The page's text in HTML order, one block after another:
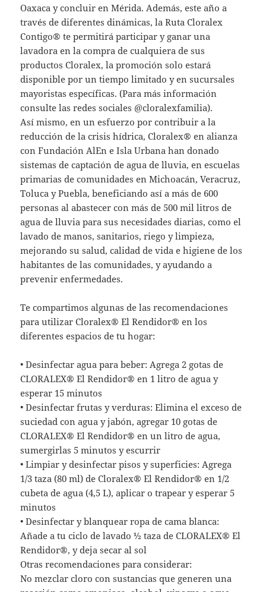
Oaxaca y concluir en Mérida. Además, este año a
través de diferentes dinámicas, la Ruta Cloralex
Contigo® te permitirá participar y ganar una
lavadora en la compra de cualquiera de sus
productos Cloralex, la promoción solo estará
disponible por un tiempo limitado y en sucursales
mayoristas específicas. (Para más información
consulte las redes sociales @cloralexfamilia).
Así mismo, en un esfuerzo por contribuir a la
reducción de la crisis hídrica, Cloralex® en alianza
con Fundación AlEn e Isla Urbana han donado
sistemas de captación de agua de lluvia, en escuelas
primarias de comunidades en Michoacán, Veracruz,
Toluca y Puebla, beneficiando así a más de 600
personas al abastecer con más de 500 mil litros de
agua de lluvia para sus necesidades diarias, como el
lavado de manos, sanitarios, riego y limpieza,
mejorando su salud, calidad de vida e higiene de los
habitantes de las comunidades, y ayudando a
prevenir enfermedades.
Te compartimos algunas de las recomendaciones
para utilizar Cloralex® El Rendidor® en los
diferentes espacios de tu hogar:
• Desinfectar agua para beber: Agrega 2 gotas de
CLORALEX® El Rendidor® en 1 litro de agua y
esperar 15 minutos
• Desinfectar frutas y verduras: Elimina el exceso de
suciedad con agua y jabón, agregar 10 gotas de
CLORALEX® El Rendidor® en un litro de agua,
sumergirlas 5 minutos y escurrir
• Limpiar y desinfectar pisos y superficies: Agrega
1/3 taza (80 ml) de Cloralex® El Rendidor® en 1/2
cubeta de agua (4,5 L), aplicar o trapear y esperar 5
minutos
• Desinfectar y blanquear ropa de cama blanca:
Añade a tu ciclo de lavado ½ taza de CLORALEX® El
Rendidor®, y deja secar al sol
Otras recomendaciones para considerar:
No mezclar cloro con sustancias que generen una